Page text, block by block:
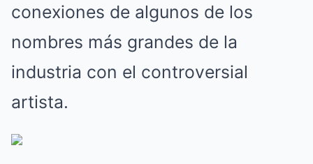
conexiones de algunos de los
nombres más grandes de la
industria con el controversial
artista.